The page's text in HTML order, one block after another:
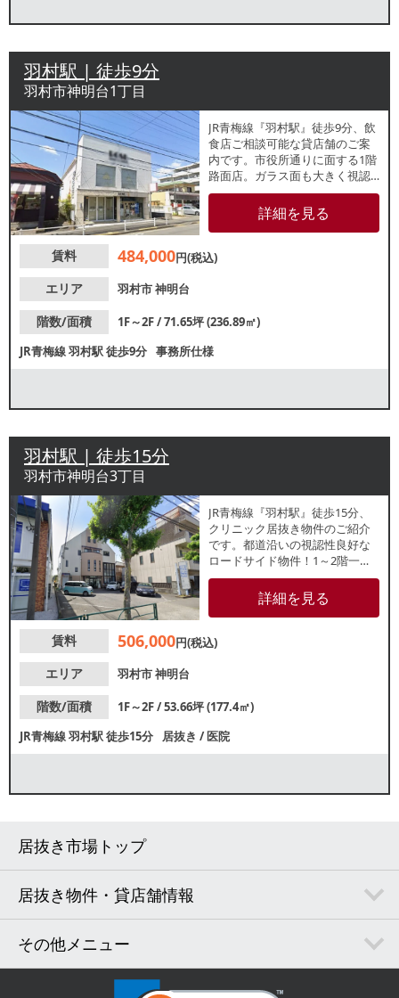
羽村駅 | 徒歩9分
羽村市神明台1丁目
JR青梅線『羽村駅』徒歩9分、飲
食店ご相談可能な貸店舗のご案
内です。市役所通りに面する1階
路面店。ガラス面も大きく視認
性良好です。周辺は住宅街が広
がっているため、地域住民を中
心とした集客が期待できます。
ださい。
詳細を見る
賃料 484,000円(税込)
エリア
羽村市神明台
階数/面積
1F～2F / 71.65坪 (236.89㎡)
JR青梅線羽村駅徒歩9分 事務所仕様
羽村駅 | 徒歩15分
羽村市神明台3丁目
JR青梅線『羽村駅』徒歩15分、
クリニック居抜き物件のご紹介
です。都道沿いの視認性良好な
ロードサイド物件！1～2階一括
でのご案内になります。戸建て
を中心とした住宅街が広がって
おり、地域に根差した営業をお
件等、お気軽にお問合せくださ
詳細を見る
賃料 506,000円(税込)
エリア
羽村市神明台
階数/面積
1F～2F / 53.66坪 (177.4㎡)
JR青梅線羽村駅徒歩15分 居抜き /医院
居抜き市場トップ
居抜き物件・貸店舗情報
その他メニュー